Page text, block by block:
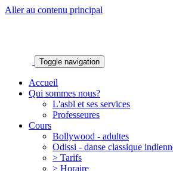
Aller au contenu principal
Toggle navigation
Accueil
Qui sommes nous?
L'asbl et ses services
Professeures
Cours
Bollywood - adultes
Odissi - danse classique
> Tarifs
> Horaire